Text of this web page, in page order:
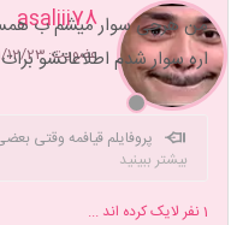
asaliii78
عضویت: 1401/12/23
من هرچی سوار میشم ب
اره سوار شدم اطلاعاتشو
پروفایلم قیافمه
دست دو دوست خعلی صمیمیه❤
بیشتر ببینید
1نفر لایک کرده اند ...